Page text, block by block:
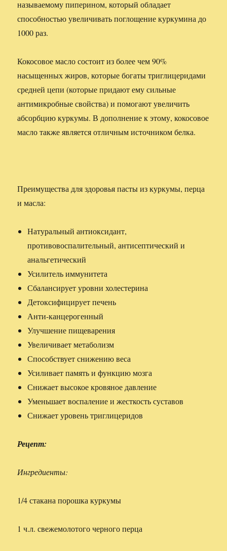
называемому пиперином, который обладает
способностью увеличивать поглощение куркумина до
1000 раз.
Кокосовое масло состоит из более чем 90%
насыщенных жиров, которые богаты триглицеридами
средней цепи (которые придают ему сильные
антимикробные свойства) и помогают увеличить
абсорбцию куркумы. В дополнение к этому, кокосовое
масло также является отличным источником белка.
Преимущества для здоровья пасты из куркумы, перца
и масла:
Натуральный антиоксидант,
противовоспалительный, антисептический и
анальгетический
Усилитель иммунитета
Сбалансирует уровни холестерина
Детоксифицирует печень
Анти-канцерогенный
Улучшение пищеварения
Увеличивает метаболизм
Способствует снижению веса
Усиливает память и функцию мозга
Снижает высокое кровяное давление
Уменьшает воспаление и жесткость суставов
Снижает уровень триглицеридов
Рецепт:
Ингредиенты:
1/4 стакана порошка куркумы
1 ч.л. свежемолотого черного перца